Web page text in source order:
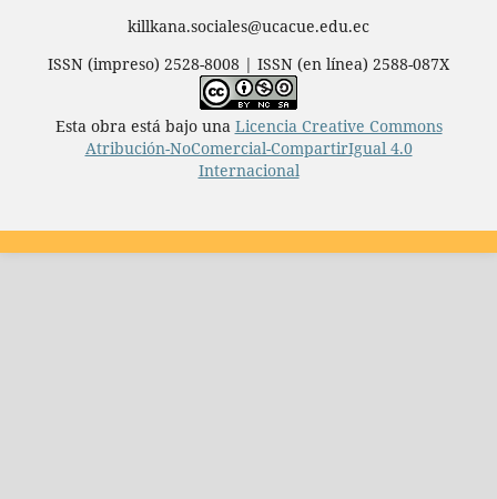
killkana.sociales@ucacue.edu.ec
ISSN (impreso) 2528-8008 | ISSN (en línea) 2588-087X
Esta obra está bajo una Licencia Creative Commons
Atribución-NoComercial-CompartirIgual 4.0
Internacional